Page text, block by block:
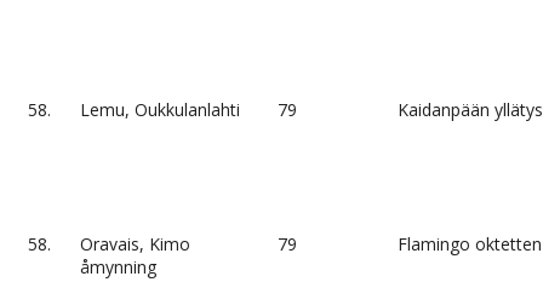
58. Lemu, Oukkulanlahti 79 Kaidanpään yllätys
58.
Oravais, Kimo
åmynning
79 Flamingo oktetten